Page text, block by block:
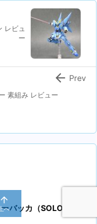
レビュ
ー
素組み レビュー
 Prev
バッカ（SOLO) レビ

へ